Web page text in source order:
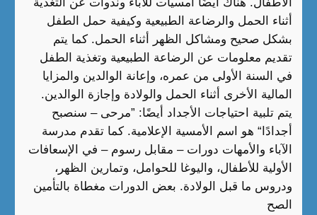
أثناء الحمل والرضاعة الطبيعية وكيفية حمل الطفل
بشكل صحيح ومشاكل الظهر أثناء الحمل. كما يتم
تقديم معلومات عن الرضاعة الطبيعية وتغذية الطفل
في السنة الأولى من عمره، وإعانة الوالدين والمزايا
المالية الأخرى أثناء الحمل والولادة وإجازة الوالدين.
يتم تلبية احتياجات الأجداد أيضًا: ”مرحى – سنصبح
أجدادًا“ هو اسم الأمسية الإعلامية. كما تقدم مدرسة
الآباء والأمهات دورات – مقابل رسوم – في الإسعافات
الأولية للأطفال، واليوغا للحوامل، وتمارين الظهر،
ودروس ما قبل الولادة. بعض الدورات مغطاة بالتأمين
الصح